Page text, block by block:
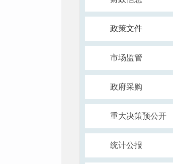
政策文件
市场监管
政府采购
重大决策预公开
统计公报